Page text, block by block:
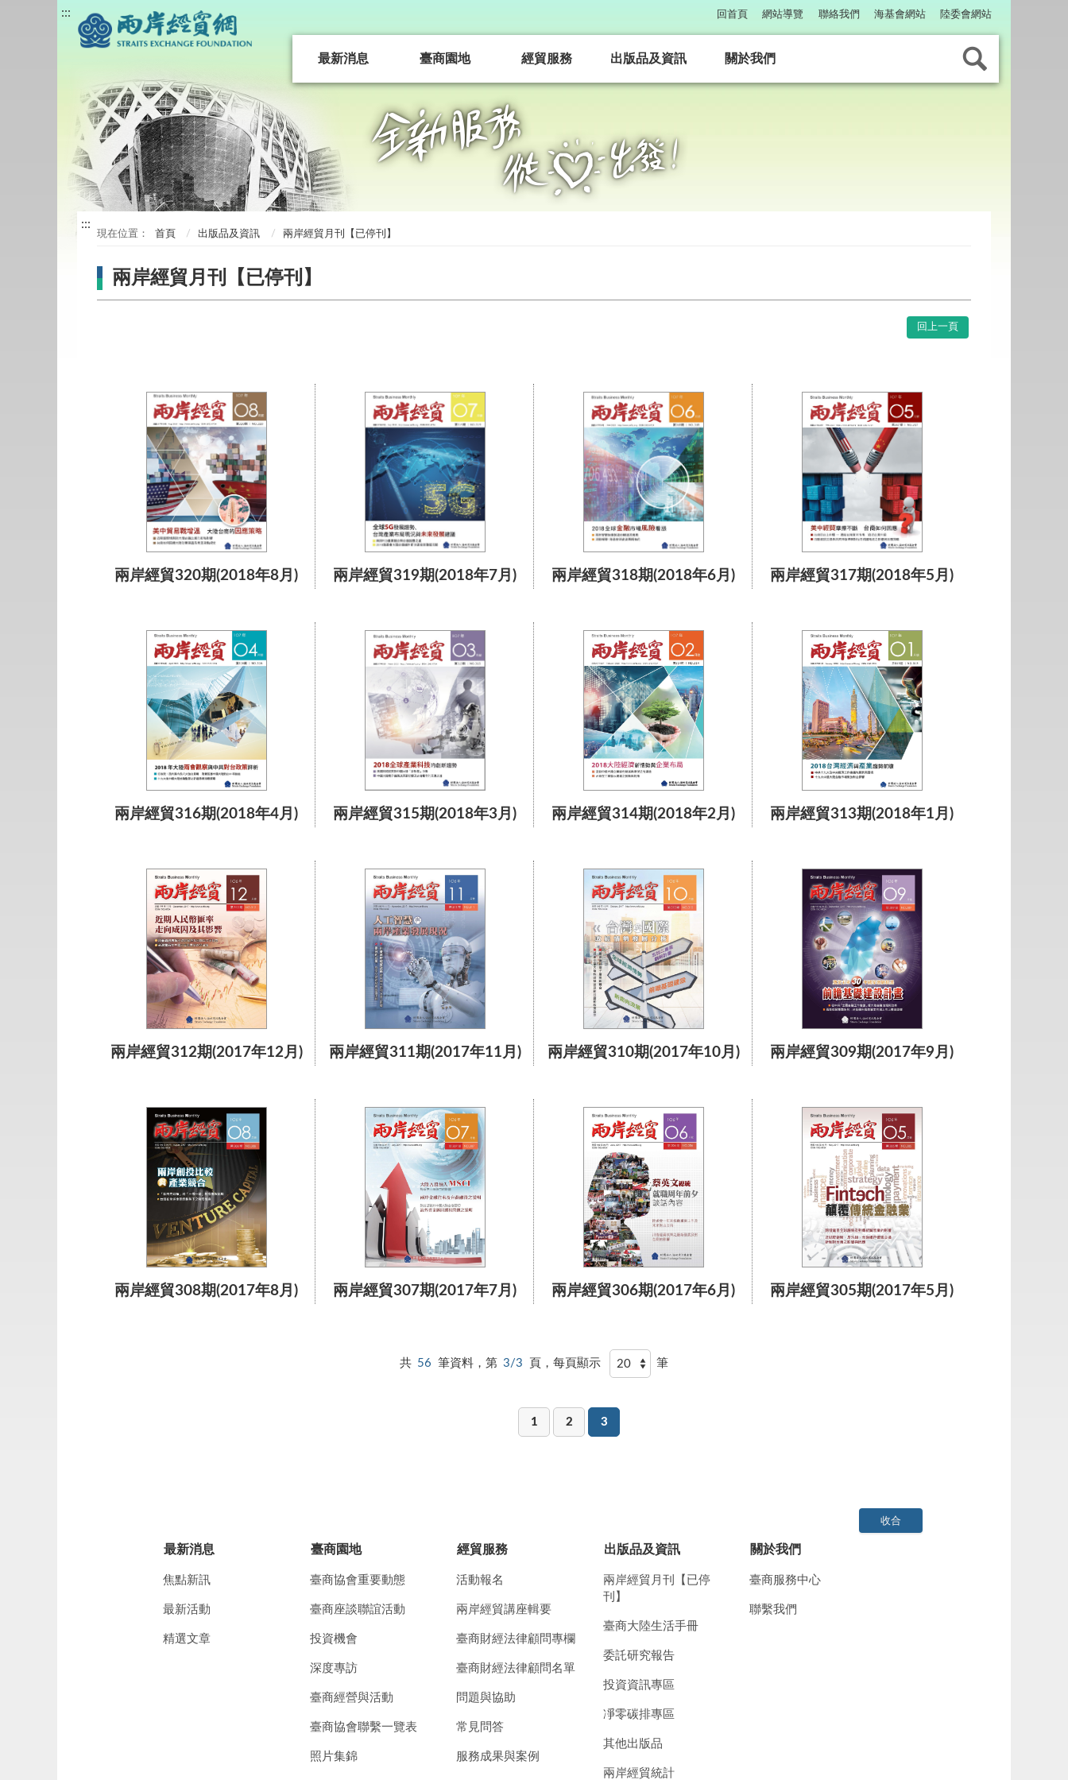
回首頁 網站導覽 聯絡我們 海基會網站 陸委會網站
:::
最新消息 臺商園地 經貿服務 出版品及資訊 關於我們
:::
首頁 出版品及資訊 兩岸經貿月刊【已停刊】
兩岸經貿月刊【已停刊】
回上一頁
兩岸經貿320期(2018年8月) 兩岸經貿319期(2018年7月) 兩岸經貿318期(2018年6月) 兩岸經貿317期(2018年5月)
兩岸經貿316期(2018年4月) 兩岸經貿315期(2018年3月) 兩岸經貿314期(2018年2月) 兩岸經貿313期(2018年1月)
兩岸經貿312期(2017年12月) 兩岸經貿311期(2017年11月) 兩岸經貿310期(2017年10月) 兩岸經貿309期(2017年9月)
兩岸經貿308期(2017年8月) 兩岸經貿307期(2017年7月) 兩岸經貿306期(2017年6月) 兩岸經貿305期(2017年5月)
共 56 筆資料，第 3/3 頁，每頁顯示 筆
1 2 3
收合
最新消息
焦點新訊
最新活動
精選文章
臺商園地
臺商協會重要動態
臺商座談聯誼活動
投資機會
深度專訪
臺商經營與活動
臺商協會聯繫一覽表
照片集錦
經貿服務
活動報名
兩岸經貿講座輯要
臺商財經法律顧問專欄
臺商財經法律顧問名單
問題與協助
常見問答
服務成果與案例
出版品及資訊
兩岸經貿月刊【已停
刊】
臺商大陸生活手冊
委託研究報告
投資資訊專區
凈零碳排專區
其他出版品
兩岸經貿統計
關於我們
臺商服務中心
聯繫我們